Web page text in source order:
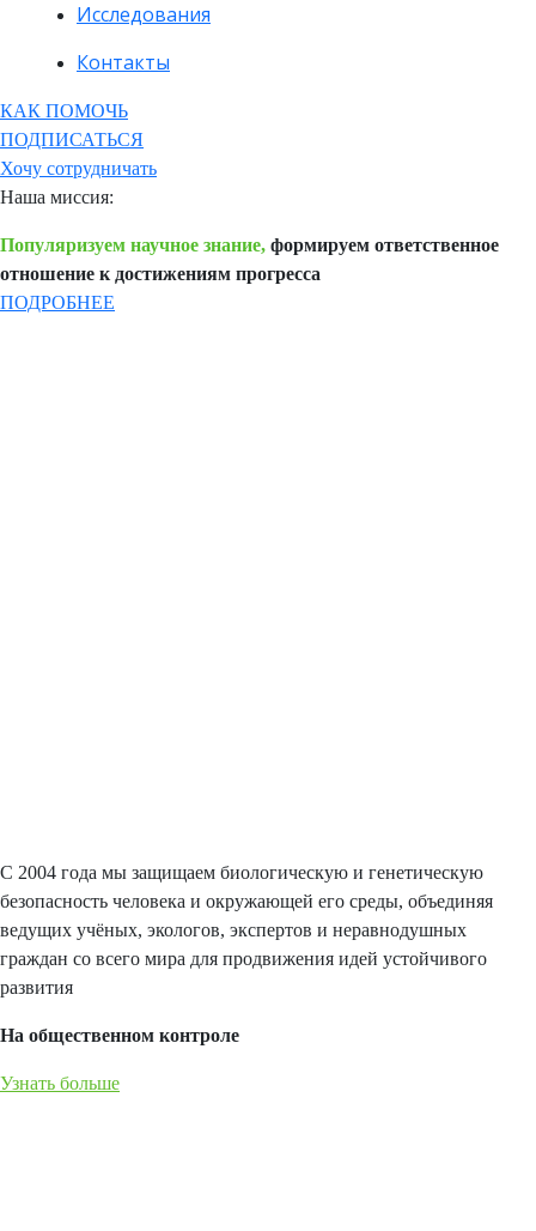
Исследования
Контакты
КАК ПОМОЧЬ
ПОДПИСАТЬСЯ
Хочу сотрудничать
Наша миссия:
Популяризуем научное знание, формируем ответственное
отношение к достижениям прогресса
ПОДРОБНЕЕ
С 2004 года мы защищаем биологическую и генетическую
безопасность человека и окружающей его среды, объединяя
ведущих учёных, экологов, экспертов и неравнодушных
граждан со всего мира для продвижения идей устойчивого
развития
На общественном контроле
Узнать больше